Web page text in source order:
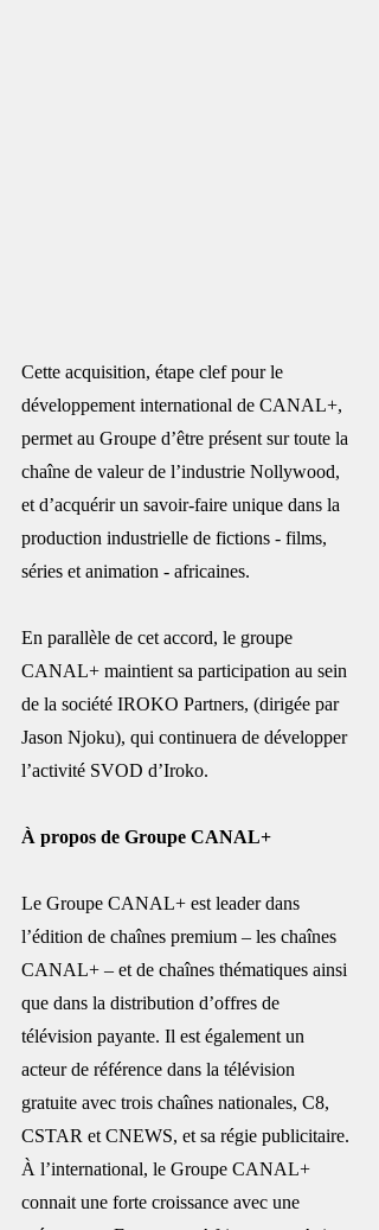
Cette acquisition, étape clef pour le
développement international de CANAL+,
permet au Groupe d’être présent sur toute la
chaîne de valeur de l’industrie Nollywood,
et d’acquérir un savoir-faire unique dans la
production industrielle de fictions - films,
séries et animation - africaines.
En parallèle de cet accord, le groupe
CANAL+ maintient sa participation au sein
de la société IROKO Partners, (dirigée par
Jason Njoku), qui continuera de développer
l’activité SVOD d’Iroko.
À propos de Groupe CANAL+
Le Groupe CANAL+ est leader dans
l’édition de chaînes premium – les chaînes
CANAL+ – et de chaînes thématiques ainsi
que dans la distribution d’offres de
télévision payante. Il est également un
acteur de référence dans la télévision
gratuite avec trois chaînes nationales, C8,
CSTAR et CNEWS, et sa régie publicitaire.
À l’international, le Groupe CANAL+
connait une forte croissance avec une